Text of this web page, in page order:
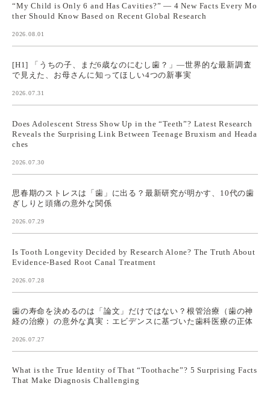
“My Child is Only 6 and Has Cavities?” — 4 New Facts Every Mo
ther Should Know Based on Recent Global Research
2026.08.01
[H1] 「うちの子、まだ6歳なのにむし歯？」—世界的な最新調査
で見えた、お母さんに知ってほしい4つの新事実
2026.07.31
Does Adolescent Stress Show Up in the “Teeth”? Latest Research
Reveals the Surprising Link Between Teenage Bruxism and Heada
ches
2026.07.30
思春期のストレスは「歯」に出る？最新研究が明かす、10代の歯
ぎしりと頭痛の意外な関係
2026.07.29
Is Tooth Longevity Decided by Research Alone? The Truth About
Evidence-Based Root Canal Treatment
2026.07.28
歯の寿命を決めるのは「論文」だけではない？根管治療（歯の神
経の治療）の意外な真実：エビデンスに基づいた歯科医療の正体
2026.07.27
What is the True Identity of That “Toothache”? 5 Surprising Facts
That Make Diagnosis Challenging